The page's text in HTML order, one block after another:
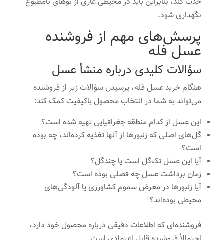
نگهداری شود.
پرسش‌های مهم از فروشنده
عسل فله
سؤالات کلیدی درباره منشأ عسل
هنگام خرید عسل فله، پرسیدن سؤالات زیر از فروشنده
می‌تواند به شما در انتخاب محصول باکیفیت کمک کند:
این عسل از کدام منطقه جغرافیایی تهیه شده است؟
گل‌های اصلی که زنبورها از آنها تغذیه کرده‌اند، چه بوده
است؟
آیا این عسل تک‌گل است یا چندگل؟
زمان برداشت عسل چه فصلی بوده است؟
آیا زنبورها در معرض سموم کشاورزی یا آلودگی‌های
محیطی بوده‌اند؟
فروشنده‌ای که اطلاعات دقیقی درباره محصول خود دارد،